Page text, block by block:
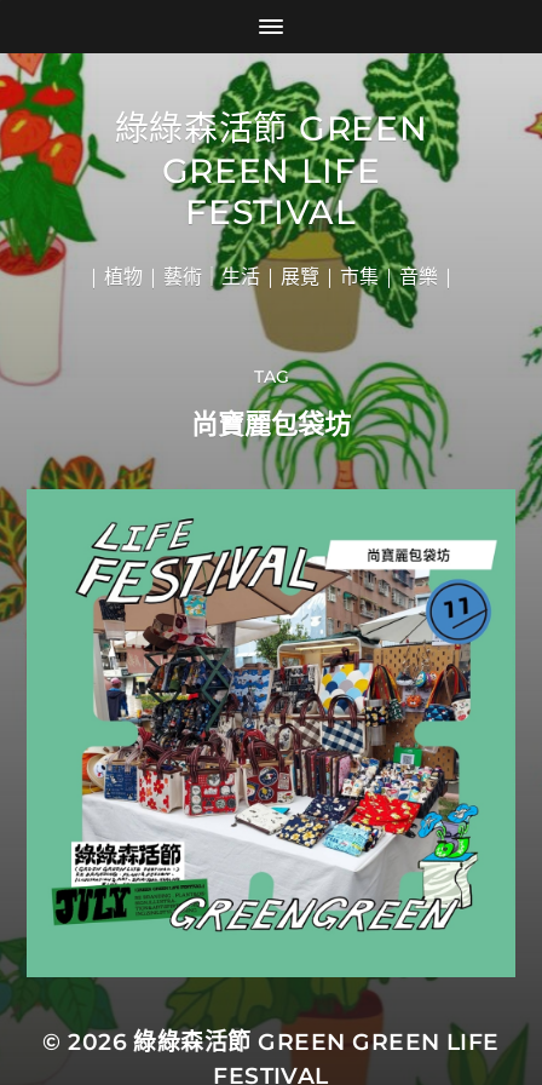
綠綠森活節 GREEN
GREEN LIFE
FESTIVAL
| 植物 | 藝術｜生活 | 展覽 | 市集 | 音樂 |
TAG
尚寶麗包袋坊
© 2026綠綠森活節 GREEN GREEN LIFE
FESTIVAL